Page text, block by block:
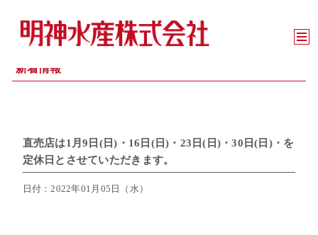
新着情報
直売店は1月9日(日)・16日(日)・23日(日)・30日(日)・を
定休日とさせていただきます。
日付：2022年01月05日（水）